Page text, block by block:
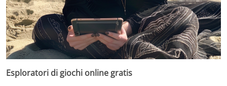
Esploratori di giochi online gratis